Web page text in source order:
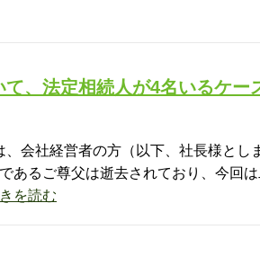
、法定相続人が4名いるケー
会社経営者の方（以下、社長様とし
あるご尊父は逝去されており、今回
を読む